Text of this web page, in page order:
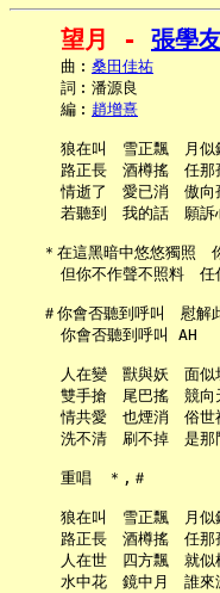
望月 - 張學
     曲︰
桑田佳祐
     詞︰潘源良
     編︰
趙增熹
狼在叫　雪正飄　月似
路正長　酒樽搖　任那
情逝了　愛已消　傲向
若聽到　我的話　願訴
＊在這黑暗中悠悠獨照　
但你不作聲不照料　任
＃你會否聽到呼叫　慰解
     你會否聽到呼叫 AH
人在變　獸與妖　面似
雙手搶　尾巴搖　競向
情共愛　也煙消　俗世
洗不清　刷不掉　是那
     重唱　＊,＃
狼在叫　雪正飄　月似
路正長　酒樽搖　任那
人在世　四方飄　就似
水中花　鏡中月　誰來